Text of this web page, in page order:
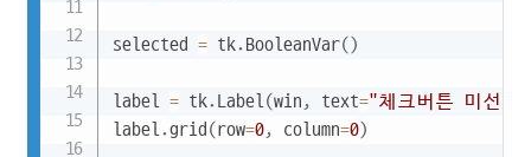
selected = tk. BooleanVar()
label = tk. Label(win , text="체크버튼 미선택
label.grid(row=0, column=0)